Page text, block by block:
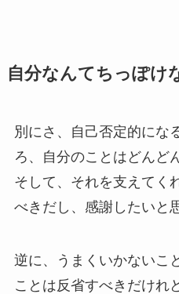
自分なんてちっぽけ
別にさ、自己否定的にな
ろ、自分のことはどんど
そして、それを支えてく
べきだし、感謝したいと
逆に、うまくいかないこ
ことは反省すべきだけれ